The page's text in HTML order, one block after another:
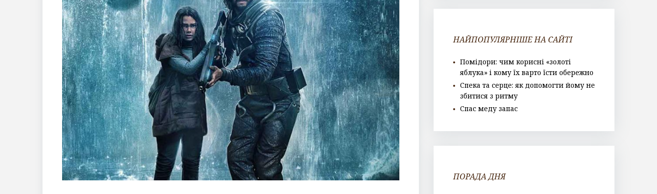
НАЙПОПУЛЯРНІШЕ НА САЙТІ
Помідори: чим корисні «золоті
яблука» і кому їх варто їсти обережно
Спека та серце: як допомогти йому не
збитися з ритму
Спас меду запас
ПОРАДА ДНЯ